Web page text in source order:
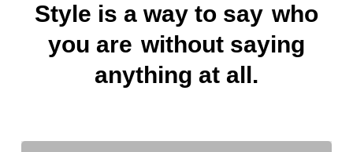
Style is a way to say who
you are without saying
anything at all.